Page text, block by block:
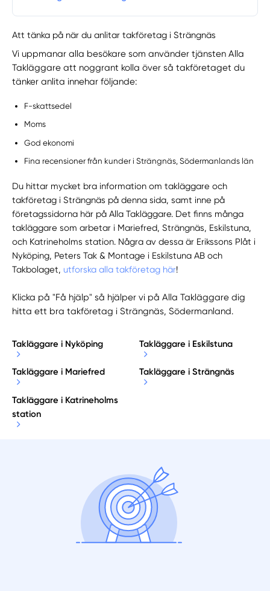
Att tänka på när du anlitar takföretag i Strängnäs
Vi uppmanar alla besökare som använder tjänsten Alla
Takläggare att noggrant kolla över så takföretaget du
tänker anlita innehar följande:
F-skattsedel
Moms
God ekonomi
Fina recensioner från kunder i Strängnäs, Södermanlands län
Du hittar mycket bra information om takläggare och
takföretag i Strängnäs på denna sida, samt inne på
företagssidorna här på Alla Takläggare. Det finns många
takläggare som arbetar i Mariefred, Strängnäs, Eskilstuna,
och Katrineholms station. Några av dessa är Erikssons Plåt i
Nyköping, Peters Tak & Montage i Eskilstuna AB och
Takbolaget,utforska alla takföretag här!
Klicka på "Få hjälp" så hjälper vi på Alla Takläggare dig
hitta ett bra takföretag i Strängnäs, Södermanland.
Takläggare i Nyköping Takläggare i Eskilstuna
Takläggare i Mariefred Takläggare i Strängnäs
Takläggare i Katrineholms
station